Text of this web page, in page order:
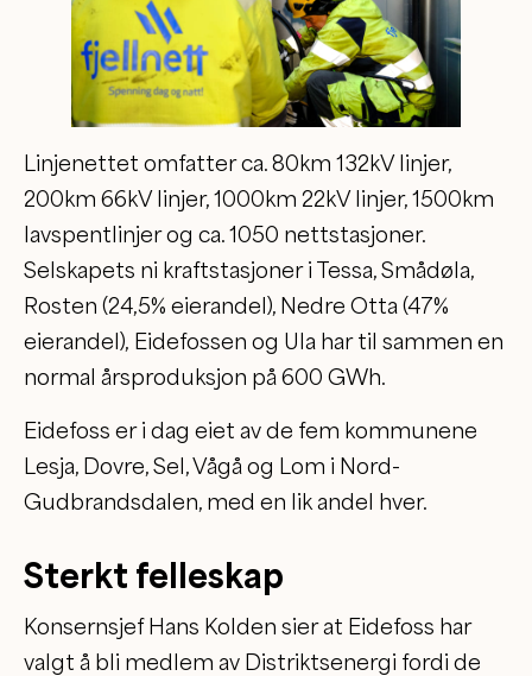
Linjenettet omfatter ca. 80km 132kV linjer,
200km 66kV linjer, 1000km 22kV linjer, 1500km
lavspentlinjer og ca. 1050 nettstasjoner.
Selskapets ni kraftstasjoner i Tessa, Smådøla,
Rosten (24,5% eierandel), Nedre Otta (47%
eierandel), Eidefossen og Ula har til sammen en
normal årsproduksjon på 600 GWh.
Eidefoss er i dag eiet av de fem kommunene
Lesja, Dovre, Sel, Vågå og Lom i Nord-
Gudbrandsdalen, med en lik andel hver.
Sterkt felleskap
Konsernsjef Hans Kolden sier at Eidefoss har
valgt å bli medlem av Distriktsenergi fordi de